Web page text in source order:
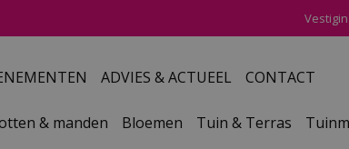
ADVIES & ACTUEEL CONTACT
& manden Bloemen Tuin & Terras